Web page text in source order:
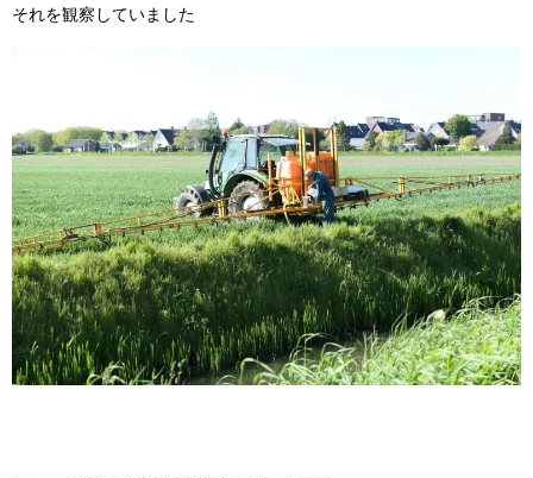
それを観察していました